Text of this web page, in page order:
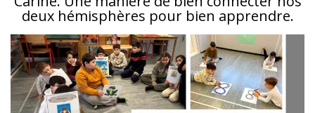
deux hémisphères pour bien apprendre.